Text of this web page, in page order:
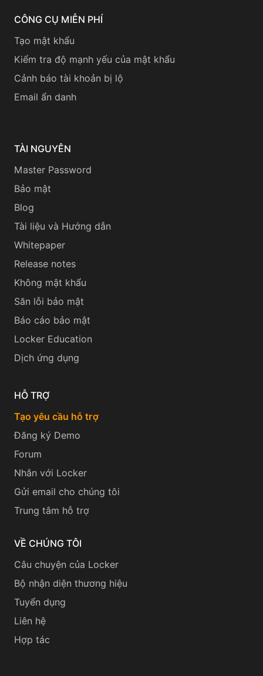
CÔNG CỤ MIỄN PHÍ
Tạo mật khẩu
Kiểm tra độ mạnh yếu của mật khẩu
Cảnh báo tài khoản bị lộ
Email ẩn danh
TÀI NGUYÊN
Master Password
Bảo mật
Blog
Tài liệu và Hướng dẫn
Whitepaper
Release notes
Không mật khẩu
Săn lỗi bảo mật
Báo cáo bảo mật
Locker Education
Dịch ứng dụng
HỖ TRỢ
Tạo yêu cầu hỗ trợ
Đăng ký Demo
Forum
Nhắn với Locker
Gửi email cho chúng tôi
Trung tâm hỗ trợ
VỀ CHÚNG TÔI
Câu chuyện của Locker
Bộ nhận diện thương hiệu
Tuyển dụng
Liên hệ
Hợp tác